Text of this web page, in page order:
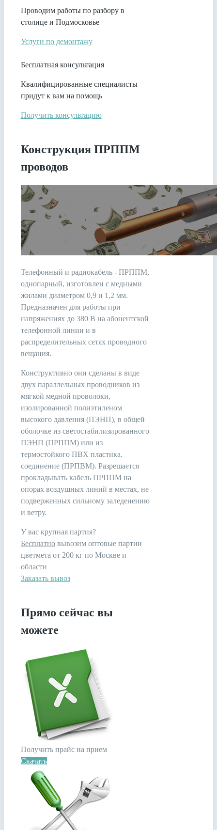
Проводим работы по разбору в
столице и Подмосковье
Услуги по демонтажу
Бесплатная консультация
Квалифицированные специалисты
придут к вам на помощь
Получить консультацию
Конструкция ПРППМ
проводов
Телефонный и радиокабель - ПРППМ,
однопарный, изготовлен с медными
жилами диаметром 0,9 и 1,2 мм.
Предназначен для работы при
напряжениях до 380 В на абонентской
телефонной линии и в
распределительных сетях проводного
вещания.
Конструктивно они сделаны в виде
двух параллельных проводников из
мягкой медной проволоки,
изолированной полиэтиленом
высокого давления (ПЭНП), в общей
оболочке из светостабилизированного
ПЭНП (ПРППМ) или из
термостойкого ПВХ пластика.
соединение (ПРПВМ). Разрешается
прокладывать кабель ПРППМ на
опорах воздушных линий в местах, не
подверженных сильному заледенению
и ветру.
У вас крупная партия?
Бесплатновывозим оптовые партии
цветмета от 200 кг по Москве и
области
Заказать вывоз
Прямо сейчас вы
можете
Получить прайс на прием
Скачать